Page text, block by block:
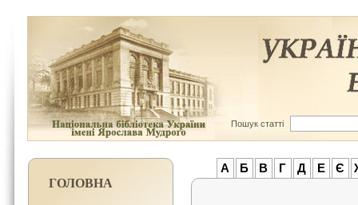
Пошук статті
ГОЛОВНА
А Б В Г Д Е Є